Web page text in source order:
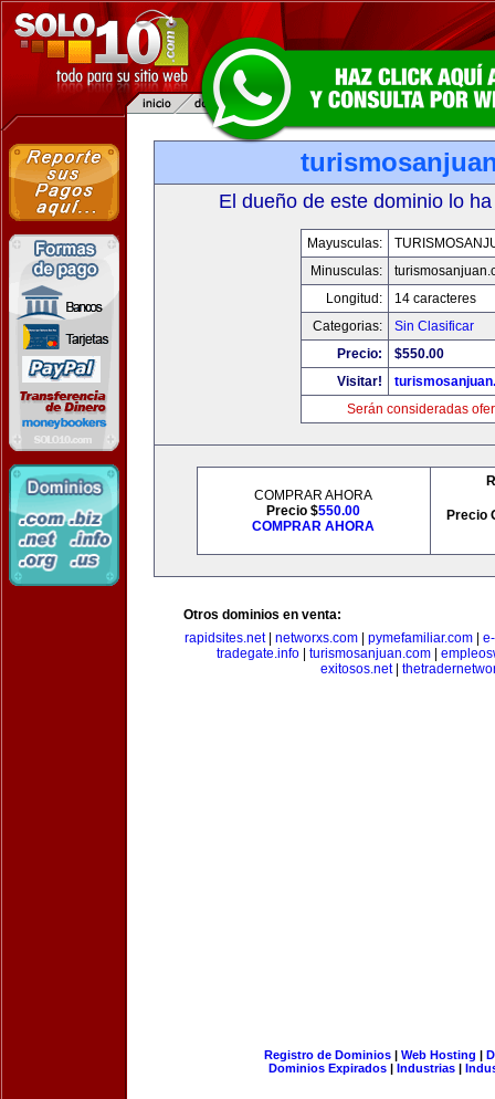
El dueño de este dominio lo
Mayusculas:
Minusculas:
Longitud:
14 caracteres
Categorias:
Sin Clasificar
Precio:
$550.00
Visitar!
Serán consideradas
COMPRAR AHORA
Precio $550.00
COMPRAR AHORA
Precio
Otros dominios en venta:
rapidsites.net| networxs.com| pymefamiliar.com|
tradegate.info| turismosanjuan.com|
exitosos.net|
Registro de Dominios| Web Hosting |
Dominios Expirados | Industrias |